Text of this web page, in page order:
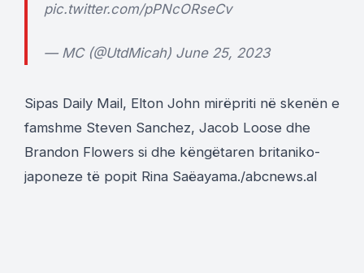
pic.twitter.com/pPNcORseCv
— MC (@UtdMicah) June 25, 2023
Sipas Daily Mail, Elton John mirëpriti në skenën e
famshme Steven Sanchez, Jacob Loose dhe
Brandon Flowers si dhe këngëtaren britaniko-
japoneze të popit Rina Saëayama./abcnews.al